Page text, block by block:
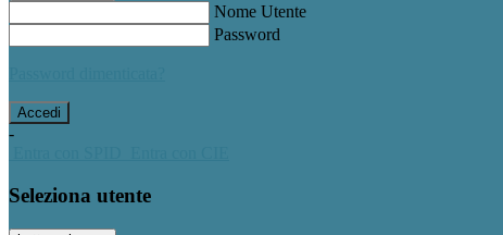
Nome Utente
Password
-
Seleziona utente